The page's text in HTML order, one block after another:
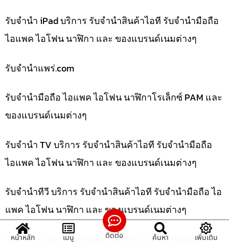
รับจำนำ iPad บริการ รับจำนำสินค้าไอที รับจำนำมือถือ
ไอแพค ไอโฟน นาฬิกา และ ของแบรนด์เนมต่างๆ
รับจํานําแพร่.com
รับจำนำมือถือ ไอแพค ไอโฟน นาฬิกาโรเล็กซ์ PAM และ
ของแบรนด์เนมต่างๆ
รับจำนำ TV บริการ รับจำนำสินค้าไอที รับจำนำมือถือ
ไอแพค ไอโฟน นาฬิกา และ ของแบรนด์เนมต่างๆ
รับจำนำทีวี บริการ รับจำนำสินค้าไอที รับจำนำมือถือ ไอ
แพค ไอโฟน นาฬิกา และ ของแบรนด์เนมต่างๆ
รับจำนำนาฬิกา Tag Heuer บริการ รับจำนำสินค้าไอที
หน้าหลัก เมนู ติดต่อ ค้นหา เพิ่มเติม